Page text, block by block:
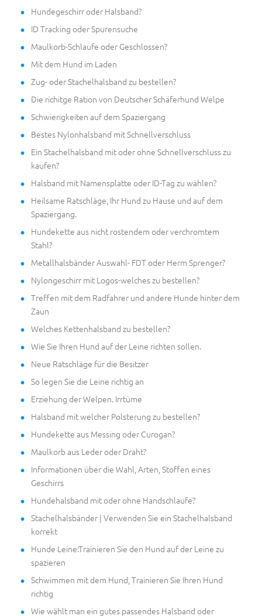
Hundegeschirr oder Halsband?
ID Tracking oder Spurensuche
Maulkorb-Schlaufe oder Geschlossen?
Mit dem Hund im Laden
Zug- oder Stachelhalsband zu bestellen?
Die richitge Ration von Deutscher Schäferhund Welpe
Schwierigkeiten auf dem Spaziergang
Bestes Nylonhalsband mit Schnellverschluss
Ein Stachelhalsband mit oder ohne Schnellverschluss zu
kaufen?
Halsband mit Namensplatte oder ID-Tag zu wählen?
Heilsame Ratschläge, Ihr Hund zu Hause und auf dem
Spaziergang.
Hundekette aus nicht rostendem oder verchromtem
Stahl?
Metallhalsbänder Auswahl- FDT oder Herm Sprenger?
Nylongeschirr mit Logos-welches zu bestellen?
Treffen mit dem Radfahrer und andere Hunde hinter dem
Zaun
Welches Kettenhalsband zu bestellen?
Wie Sie Ihren Hund auf der Leine richten sollen.
Neue Ratschläge für die Besitzer
So legen Sie die Leine richtig an
Erziehung der Welpen. Irrtüme
Halsband mit welcher Polsterung zu bestellen?
Hundekette aus Messing oder Curogan?
Maulkorb aus Leder oder Draht?
Informationen über die Wahl, Arten, Stoffen eines
Geschirrs
Hundehalsband mit oder ohne Handschlaufe?
Stachelhalsbänder | Verwenden Sie ein Stachelhalsband
korrekt
Hunde Leine:Trainieren Sie den Hund auf der Leine zu
spazieren
Schwimmen mit dem Hund, Trainieren Sie Ihren Hund
richtig
Wie wählt man ein gutes passendes Halsband oder